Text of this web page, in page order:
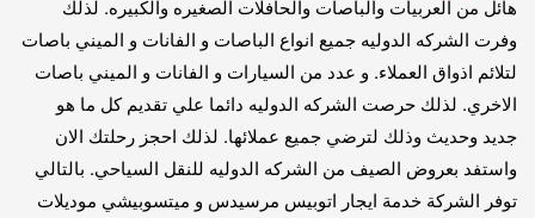
هائل من العربيات والباصات والحافلات الصغيره والكبيره. لذلك
وفرت الشركه الدوليه جميع انواع الباصات و الفانات و الميني باصات
لتلائم اذواق العملاء. و عدد من السيارات و الفانات و الميني باصات
الاخري. لذلك حرصت الشركه الدوليه دائما علي تقديم كل ما هو
جديد وحديث وذلك لترضي جميع عملائها. لذلك احجز رحلتك الان
واستفد بعروض الصيف من الشركه الدوليه للنقل السياحي. بالتالي
توفر الشركة خدمة ايجار اتوبيس مرسيدس و ميتسوبيشي موديلات